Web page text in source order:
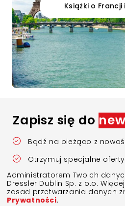
Książki o Francji
Zapisz się do
Bądź na bieżąco z
Otrzymuj specjalne oferty
Administratorem Twoich
Dressler Dublin Sp. z o.o.
zasad przetwarzania danych
Prywatności.